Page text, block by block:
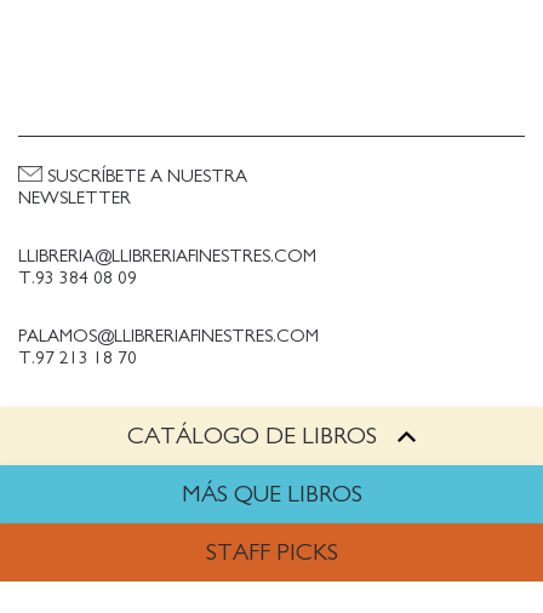
CATÁLOGO DE LIBROS
MÁS QUE LIBROS
STAFF PICKS
LLIBRERIA@LLIBRERIAFINESTRES.COM
T.93 384 08 09
PALAMOS@LLIBRERIAFINESTRES.COM
T.97 213 18 70
PALESTINA@LLIBRERIAFINESTRES.COM
TRABAJA CON NOSOTROS
SUSCRÍBETE A NUESTRA
NEWSLETTER